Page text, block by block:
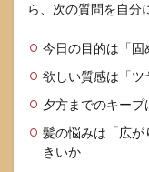
ら、次の質問を自分
今日の目的は「
欲しい質感は「
夕方までのキー
髪の悩みは「広
きいか